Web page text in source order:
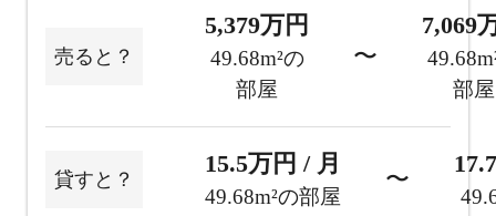
売ると？
5,379万円
49.68m²の
部屋
〜
7,069
部屋
貸すと？
15.5万円 / 月
49.68m²の部屋
〜